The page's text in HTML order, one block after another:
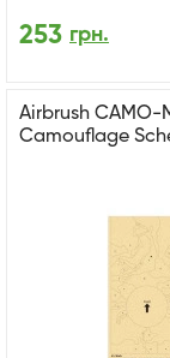
253 грн.
Airbrush CAMO-
Camouflage